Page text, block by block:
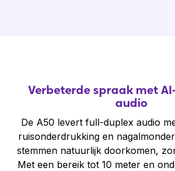
Verbeterde spraak met
audio
De A50 levert full-duplex audio
ruisonderdrukking en
stemmen natuurlijk doorkomen,
Met een bereik tot 10 meter en